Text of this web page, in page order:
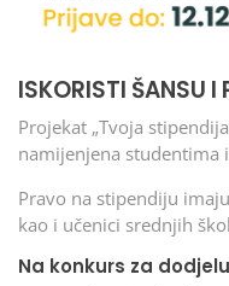
ISKORISTI ŠANSU I
Projekat „Tvoja
namijenjena studentima
Pravo na stipendiju
kao i učenici srednjih
Na konkurs za